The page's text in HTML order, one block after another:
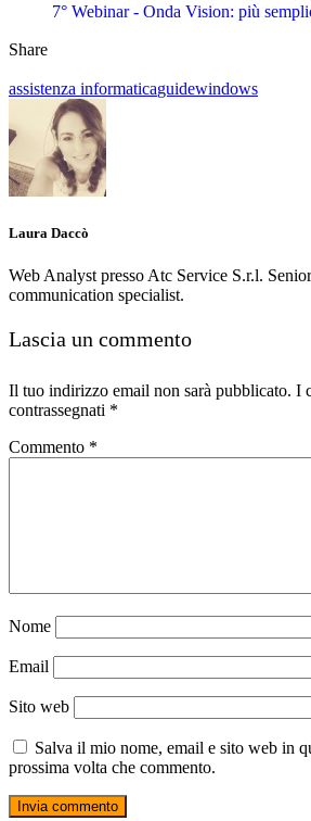
7° Webinar - Onda Vision: più
Share
assistenza informaticaguidewindows
Laura Daccò
Web Analyst presso Atc Service S.r.l.
communication specialist.
Lascia un commento
Il tuo indirizzo email non sarà pubblicato. I
contrassegnati *
Commento *
Nome
Email
Sito web
Salva il mio nome, email e sito web in
prossima volta che commento.